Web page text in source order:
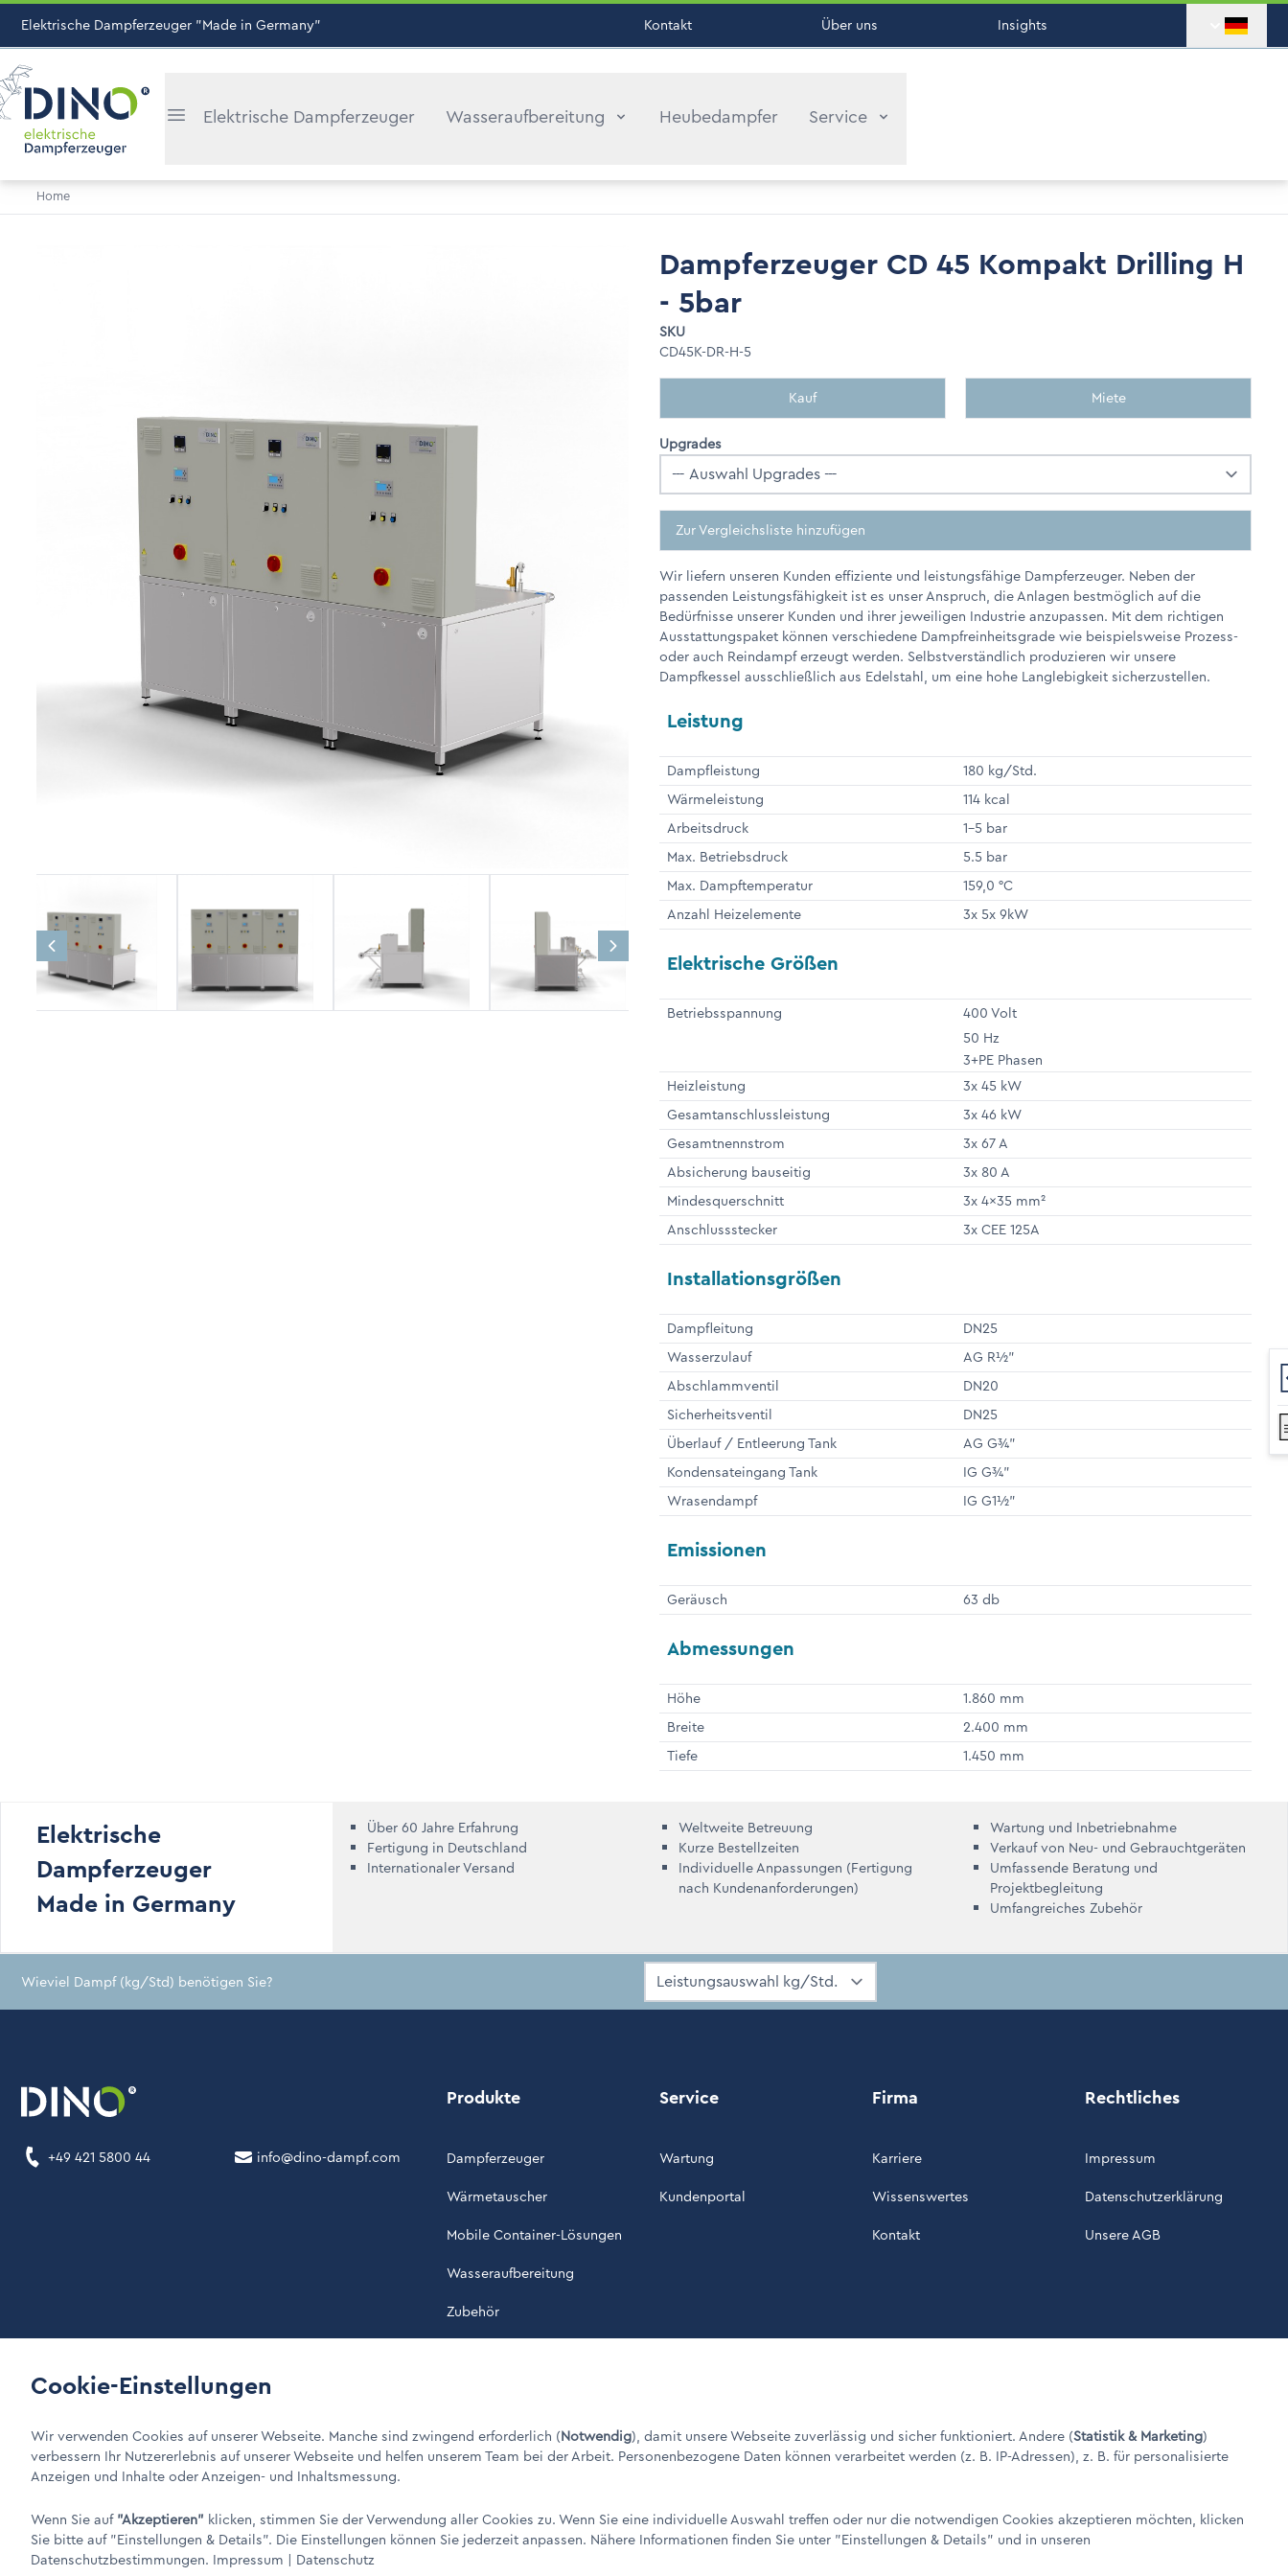
Elektrische Dampferzeuger "Made in Germany" Kontakt Über uns Insights
Elektrische Dampferzeuger Wasseraufbereitung Heubedampfer Service
Home
Dampferzeuger CD 45 Kompakt Drilling H
- 5bar
SKU
CD45K-DR-H-5
Kauf Miete
Upgrades
Zur Vergleichsliste hinzufügen
Wir liefern unseren Kunden effiziente und leistungsfähige Dampferzeuger. Neben der
passenden Leistungsfähigkeit ist es unser Anspruch, die Anlagen bestmöglich auf die
Bedürfnisse unserer Kunden und ihrer jeweiligen Industrie anzupassen. Mit dem richtigen
Ausstattungspaket können verschiedene Dampfreinheitsgrade wie beispielsweise Prozess-
oder auch Reindampf erzeugt werden. Selbstverständlich produzieren wir unsere
Dampfkessel ausschließlich aus Edelstahl, um eine hohe Langlebigkeit sicherzustellen.
Leistung
Dampfleistung
180 kg/Std.
Wärmeleistung
114 kcal
Arbeitsdruck
1-5 bar
Max. Betriebsdruck
5.5 bar
Max. Dampftemperatur
159,0 °C
Anzahl Heizelemente
3x 5x 9kW
Elektrische Größen
Betriebsspannung
400 Volt
50 Hz
3+PE Phasen
Heizleistung
3x 45 kW
Gesamtanschlussleistung
3x 46 kW
Gesamtnennstrom
3x 67 A
Absicherung bauseitig
3x 80 A
Mindesquerschnitt
3x 4x35 mm²
Anschlussstecker
3x CEE 125A
Installationsgrößen
Dampfleitung
DN25
Wasserzulauf
AG R½"
Abschlammventil
DN20
Sicherheitsventil
DN25
Überlauf / Entleerung Tank
AG G¾"
Kondensateingang Tank
IG G¾"
Wrasendampf
IG G1½"
Emissionen
Geräusch 63 db
Abmessungen
Höhe
1.860 mm
Breite
2.400 mm
Tiefe
1.450 mm
Elektrische
Dampferzeuger
Made in Germany
Über 60 Jahre Erfahrung
Fertigung in Deutschland
Internationaler Versand
Weltweite Betreuung
Kurze Bestellzeiten
Individuelle Anpassungen (Fertigung
nach Kundenanforderungen)
Wartung und Inbetriebnahme
Verkauf von Neu- und Gebrauchtgeräten
Umfassende Beratung und
Projektbegleitung
Umfangreiches Zubehör
Wieviel Dampf (kg/Std) benötigen Sie?
+49 421 5800 44 info@dino-dampf.com
Produkte
Dampferzeuger
Wärmetauscher
Mobile Container-Lösungen
Wasseraufbereitung
Zubehör
Service
Wartung
Kundenportal
Firma
Karriere
Wissenswertes
Kontakt
Rechtliches
Impressum
Datenschutzerklärung
Unsere AGB
LinkIn LinkXing LinkDINO Dampferzeuger GmbH - Elektrische Dampferzeuger "Made in Germany" / © 1960 - 2026
Cookie-Einstellungen
Wir verwenden Cookies auf unserer Webseite. Manche sind zwingend erforderlich (Notwendig), damit unsere Webseite zuverlässig und sicher funktioniert. Andere (Statistik & Marketing)
verbessern Ihr Nutzererlebnis auf unserer Webseite und helfen unserem Team bei der Arbeit. Personenbezogene Daten können verarbeitet werden (z. B. IP-Adressen), z. B. für personalisierte
Anzeigen und Inhalte oder Anzeigen- und Inhaltsmessung.
Wenn Sie auf"Akzeptieren" klicken, stimmen Sie der Verwendung aller Cookies zu. Wenn Sie eine individuelle Auswahl treffen oder nur die notwendigen Cookies akzeptieren möchten, klicken
Sie bitte auf"Einstellungen & Details". Die Einstellungen können Sie jederzeit anpassen. Nähere Informationen finden Sie unter "Einstellungen & Details" und in unseren
Datenschutzbestimmungen. Impressum | Datenschutz